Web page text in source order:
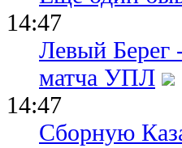
14:47
Левый Берег
матча УПЛ
14:47
Сборную